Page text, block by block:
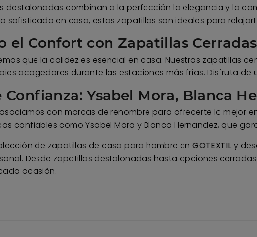
destalonadas combinan a la perfección la elegancia y la
sofisticado en casa, estas zapatillas son ideales para
el Confort con Zapatillas Cerradas
que la calidez es esencial en casa. Nuestras zapatillas
acogedores durante las estaciones más frías. Disfruta
Confianza: Ysabel Mora, Blanca
con marcas de renombre para ofrecerte lo mejor
confiables como Ysabel Mora y Blanca Hernandez, que
de zapatillas de casa para hombre enGOTEXTIL y
Desde zapatillas destalonadas hasta opciones
ocasión.